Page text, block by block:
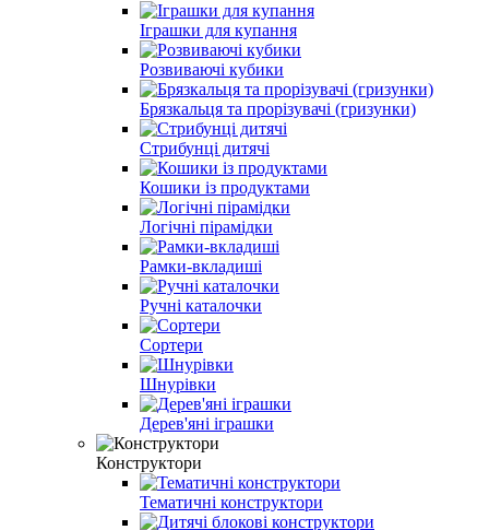
Іграшки для купання
Розвиваючі кубики
Брязкальця та прорізувачі (гризунки)
Стрибунці дитячі
Кошики із продуктами
Логічні пірамідки
Рамки-вкладиші
Ручні каталочки
Сортери
Шнурівки
Дерев'яні іграшки
Конструктори
Тематичні конструктори